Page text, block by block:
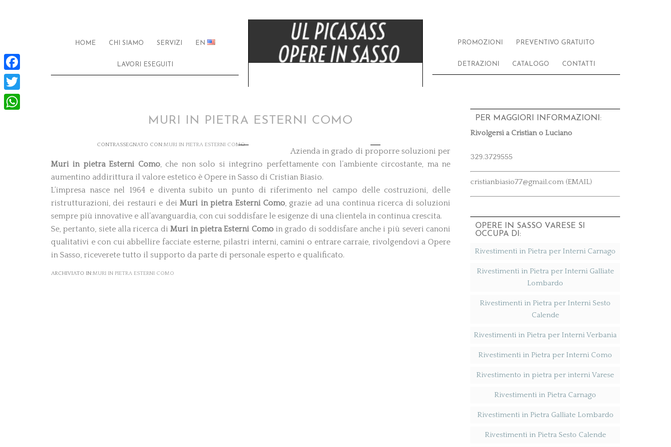
HOME CHI SIAMO SERVIZI EN
LAVORI ESEGUITI
PROMOZIONI PREVENTIVO GRATUITO
DETRAZIONI CATALOGO CONTATTI
MURI IN PIETRA ESTERNI COMO
CONTRASSEGNATO CON:MURI IN PIETRA ESTERNI COMO
Azienda in grado di proporre soluzioni per
Muri in pietraEsterni Como, che non solo si integrino perfettamente con l’ambiente circostante, ma ne
aumentino addirittura il valore estetico è Opere in Sasso di Cristian Biasio.
L’impresa nasce nel 1964 e diventa subito un punto di riferimento nel campo delle costruzioni, delle
ristrutturazioni, dei restauri e deiMuri in pietraEsterni Como, grazie ad una continua ricerca di soluzioni
sempre più innovative e all’avanguardia, con cui soddisfare le esigenze di una clientela in continua crescita.
Se, pertanto, siete alla ricerca diMuri in pietraEsterni Comoin grado di soddisfare anche i più severi canoni
qualitativi e con cui abbellire facciate esterne, pilastri interni, camini o entrare carraie, rivolgendovi a Opere
in Sasso, riceverete tutto il supporto da parte di personale esperto e qualificato.
ARCHIVIATO IN:MURI IN PIETRA ESTERNI COMO
PER MAGGIORI INFORMAZIONI:
Rivolgersi a Cristian o Luciano
329.3729555
cristianbiasio77@gmail.com (EMAIL)
OPERE IN SASSO VARESE SI
OCCUPA DI:
Rivestimenti in Pietra per Interni Carnago
Rivestimenti in Pietra per Interni Galliate
Lombardo
Rivestimenti in Pietra per Interni Sesto
Calende
Rivestimenti in Pietra per Interni Verbania
Rivestimenti in Pietra per Interni Como
Rivestimento in pietra per interni Varese
Rivestimenti in Pietra Carnago
Rivestimenti in Pietra Galliate Lombardo
Rivestimenti in Pietra Sesto Calende
Facebook
Twitter